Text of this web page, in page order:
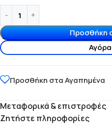
Προσθήκη
Προσθήκη στα Αγαπημένα
Μεταφορικά & επιστροφές
Ζητήστε πληροφορίες